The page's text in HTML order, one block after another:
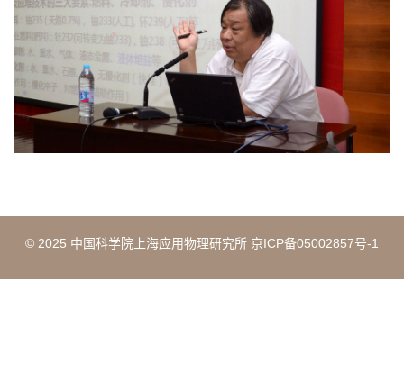
© 2025 中国科学院上海应用物理研究所 京ICP备05002857号-1